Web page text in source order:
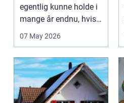
egentlig kunne holde i
mange år endnu, hvis
07 May 2026